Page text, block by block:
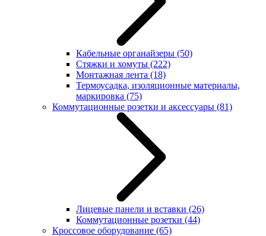
Кабельные органайзеры (50)
Стяжки и хомуты (222)
Монтажная лента (18)
Термоусадка, изоляционные материалы,
маркировка (75)
Коммутационные розетки и аксессуары (81)
Лицевые панели и вставки (26)
Коммутационные розетки (44)
Кроссовое оборудование (65)